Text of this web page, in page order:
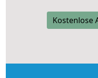
Kostenlose